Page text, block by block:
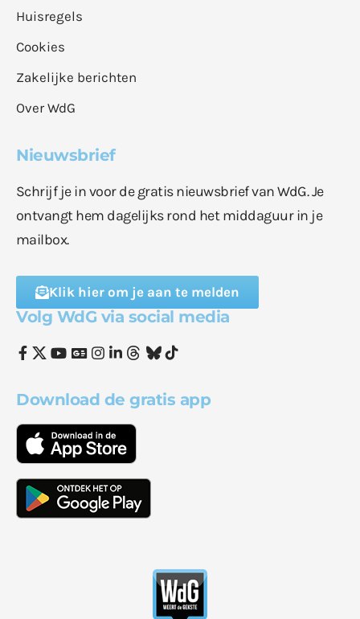
Huisregels
Cookies
Zakelijke berichten
Over WdG
Nieuwsbrief
Schrijf je in voor de gratis nieuwsbrief van WdG. Je
ontvangt hem dagelijks rond het middaguur in je
mailbox.
Klik hier om je aan te melden
Volg WdG via social media
Download de gratis app